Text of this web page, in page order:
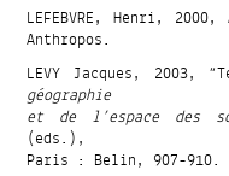
LEFEBVRE, Henri, 2000,
Anthropos.
LEVY Jacques, 2003,
géographie
et de l’espace des
(eds.),
Paris : Belin, 907-910.